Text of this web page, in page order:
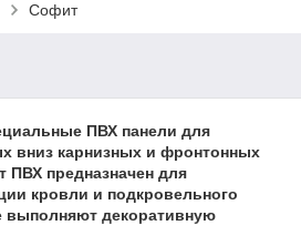
Софит
ПВХ панели для
вниз карнизных и фронтонных
ПВХ предназначен для
кровли и подкровельного
выполняют декоративную